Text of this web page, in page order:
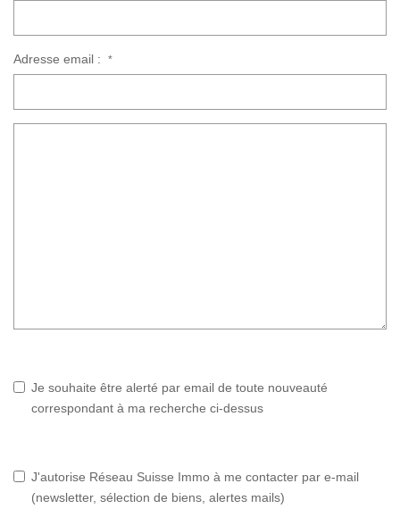
Adresse email : *
Je souhaite être alerté par email de toute nouveauté
correspondant à ma recherche ci-dessus
J'autorise Réseau Suisse Immo à me contacter par e-mail
(newsletter, sélection de biens, alertes mails)